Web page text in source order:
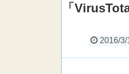
「
2016/3/